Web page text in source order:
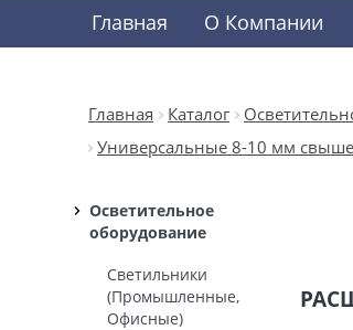
Главная О Компании
Главная Каталог
Универсальные 8-10 мм
Осветительное
оборудование
Светильники
(Промышленные,
Офисные)